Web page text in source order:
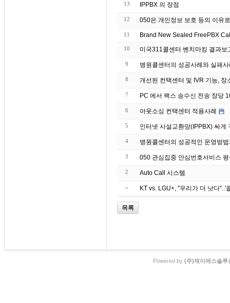
13 IPPBX 의 장점
12 050은 개인정보 보호 등의 이유
11
10 미국311콜센터 벤치마킹 결과보
9 병원콜센터의 성공사례와 실패
8 개선된 컨택센터 및 IVR 기능, 장
7 PC 에서 팩스 송수신 전송 장당
6 아웃소싱 컨택센터 적용사례
5 인터넷 사설교환망(IPPBX) 싸게
4 병원콜센터의 성공적인 운영방
3 050 관심집중 안심번호서비스
2 Auto Call 시스템
» KT vs. LGU+, "우리가 더 낫다"..'
목록
Powered by (주)제이에스솔루